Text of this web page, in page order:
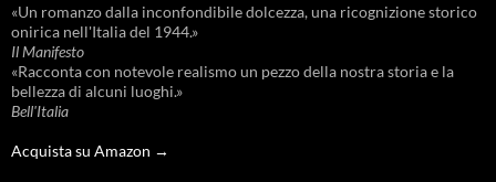
«Un romanzo dalla inconfondibile dolcezza, una ricognizione storico
onirica nell'Italia del 1944.»
Il Manifesto
«Racconta con notevole realismo un pezzo della nostra storia e la
bellezza di alcuni luoghi.»
Bell'Italia
Acquista su Amazon →